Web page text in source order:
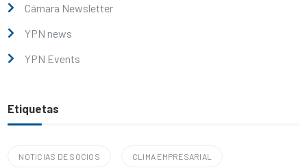
Cámara Newsletter
YPN news
YPN Events
Etiquetas
NOTICIAS DE SOCIOS CLIMA EMPRESARIAL